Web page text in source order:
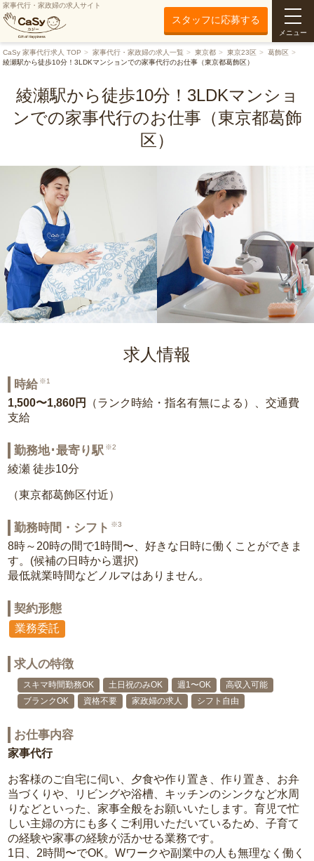
家事代行・家政婦の求人サイト
スタッフに応募する
メニュー
CaSy 家事代行求人 TOP 家事代行・家政婦の求人一覧 東京都 東京23区
葛飾区
綾瀬駅から徒歩10分！3LDKマンションでの家事代行のお仕事（東京都葛飾区）
綾瀬駅から徒歩10分！3LDKマンショ
ンでの家事代行のお仕事（東京都葛飾
区）
求人情報
時給 ※1
1,500〜1,860円
（ランク時給・指名有無による）、交通費
支給
勤務地･最寄り駅 ※2
綾瀬 徒歩10分
（東京都葛飾区付近）
勤務時間・シフト ※3
8時～20時の間で1時間〜、好きな日時に働くことができま
す。(候補の日時から選択)
最低就業時間などノルマはありません。
契約形態
業務委託
求人の特徴
スキマ時間勤務OK 土日祝のみOK 週1〜OK
高収入可能
ブランクOK
資格不要 家政婦の求人 シフト自由
お仕事内容
家事代行
お客様のご自宅に伺い、夕食や作り置き、作り置き、お弁
当づくりや、リビングや浴槽、キッチンのシンクなど水周
りなどといった、家事全般をお願いいたします。育児で忙
しい主婦の方にも多くご利用いただいているため、子育て
の経験や家事の経験が活かせる業務です。
1日、2時間〜でOK。Wワークや副業中の人も無理なく働く